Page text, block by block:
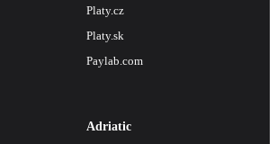
Platy.cz
Platy.sk
Paylab.com
Adriatic